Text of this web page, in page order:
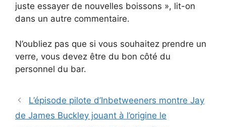
juste essayer de nouvelles boissons », lit-on
dans un autre commentaire.
N’oubliez pas que si vous souhaitez prendre un
verre, vous devez être du bon côté du
personnel du bar.
L’épisode pilote d’Inbetweeners montre Jay
de James Buckley jouant à l’origine le